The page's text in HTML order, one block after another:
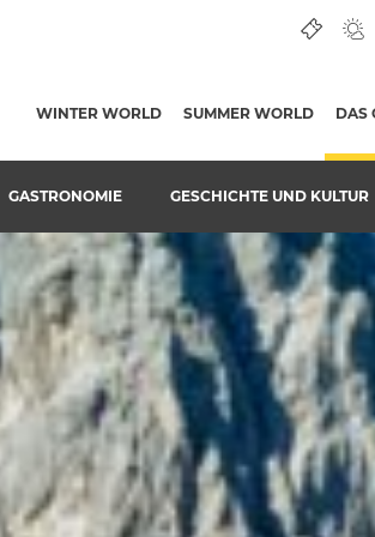
WINTER WORLD SUMMER WORLD DAS
GASTRONOMIE GESCHICHTE UND KULTUR
ERTRAGREICHEN WÄLDERN